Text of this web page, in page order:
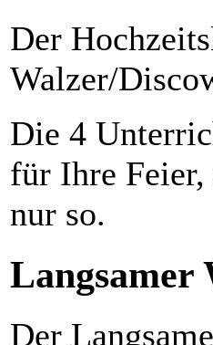
Der
Walzer/
Die 4
für Ihre
nur so.
Langsamer
Der